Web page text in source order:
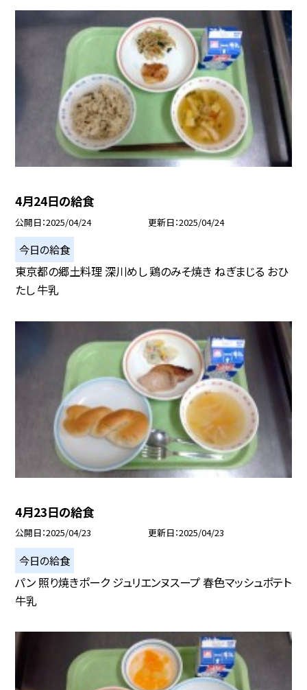
4月24日の給食
公開日 2025/04/24 更新日 2025/04/24
今日の給食
東京都の郷土料理 深川めし 鶏のみそ焼き ねぎまじる おひ
たし 牛乳
4月23日の給食
公開日 2025/04/23 更新日 2025/04/23
今日の給食
パン 照り焼きポーク ジュリエンヌスープ 春色マッシュポテト
牛乳